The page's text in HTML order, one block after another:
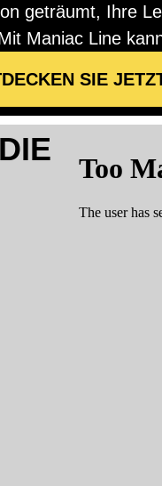
geträumt, Ihre
Maniac Line
SIE